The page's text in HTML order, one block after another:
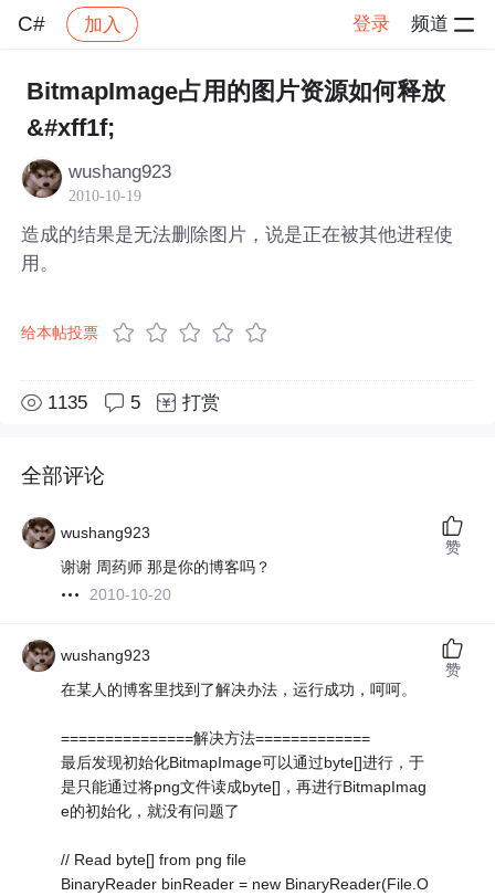
C# 加入 登录 频道
社区 C# 帖子详情
BitmapImage占用的图片资源如何释放
&#xff1f;
wushang923
2010-10-19
造成的结果是无法删除图片，说是正在被其他进程使
用。
给本帖投票
1135 5 打赏
全部评论
wushang923
谢谢 周药师 那是你的博客吗？
2010-10-20
赞
wushang923
在某人的博客里找到了解决办法，运行成功，呵呵。
===============解决方法=============
最后发现初始化BitmapImage可以通过byte[]进行，于
是只能通过将png文件读成byte[]，再进行BitmapImag
e的初始化，就没有问题了
// Read byte[] from png file
BinaryReader binReader = new BinaryReader(File.O
赞